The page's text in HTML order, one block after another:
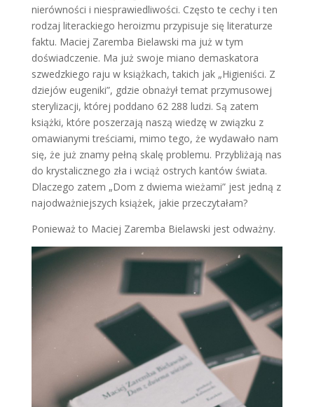
nierówności i niesprawiedliwości. Często te cechy i ten
rodzaj literackiego heroizmu przypisuje się literaturze
faktu. Maciej Zaremba Bielawski ma już w tym
doświadczenie. Ma już swoje miano demaskatora
szwedzkiego raju w książkach, takich jak „Higieniści. Z
dziejów eugeniki”, gdzie obnażył temat przymusowej
sterylizacji, której poddano 62 288 ludzi. Są zatem
książki, które poszerzają naszą wiedzę w związku z
omawianymi treściami, mimo tego, że wydawało nam
się, że już znamy pełną skalę problemu. Przybliżają nas
do krystalicznego zła i wciąż ostrych kantów świata.
Dlaczego zatem „Dom z dwiema wieżami” jest jedną z
najodważniejszych książek, jakie przeczytałam?
Ponieważ to Maciej Zaremba Bielawski jest odważny.